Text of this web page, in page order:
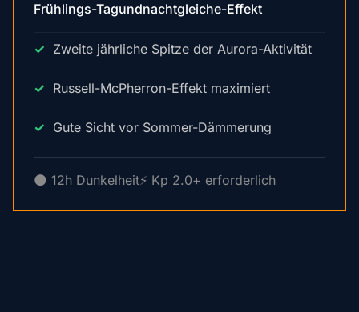
Frühlings-Tagundnachtgleiche-Effekt
Zweite jährliche Spitze der Aurora-Aktivität
Russell-McPherron-Effekt maximiert
Gute Sicht vor Sommer-Dämmerung
🌑 12h Dunkelheit⚡ Kp 2.0+ erforderlich